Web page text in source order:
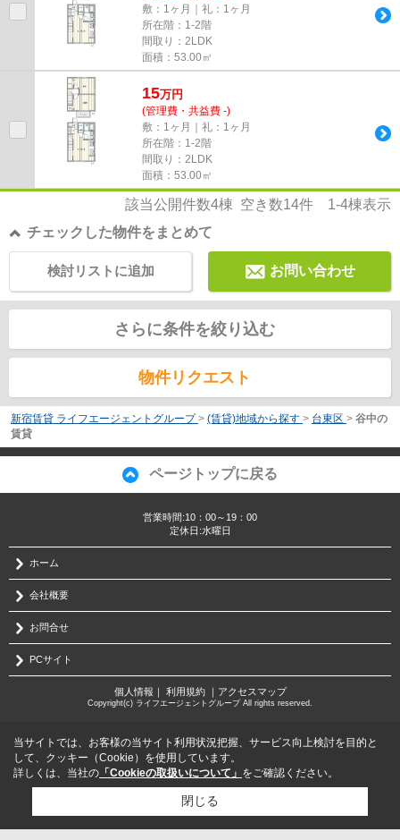
敷：1ヶ月｜礼：1ヶ月
所在階：1-2階
間取り：2LDK
面積：53.00㎡
15万円
(管理費・共益費 -)
敷：1ヶ月｜礼：1ヶ月
所在階：1-2階
間取り：2LDK
面積：53.00㎡
該当公開件数4棟 空き数14件 1-4棟表示
チェックした物件をまとめて
お問い合わせ
検討リストに追加
さらに条件を絞り込む
物件リクエスト
新宿賃貸 ライフエージェントグループ > (賃貸)地域から探す > 台東区 > 谷中の
賃貸
ページトップに戻る
営業時間:10：00～19：00
定休日:水曜日
ホーム
会社概要
お問合せ
PCサイト
個人情報 ｜ 利用規約｜ アクセスマップ
Copyright(c) ライフエージェントグループ All rights reserved.
当サイトでは、お客様の当サイト利用状況把握、サービス向上検討を目的と
して、クッキー（Cookie）を使用しています。
詳しくは、当社の 「Cookieの取扱いについて」 をご確認ください。
閉じる